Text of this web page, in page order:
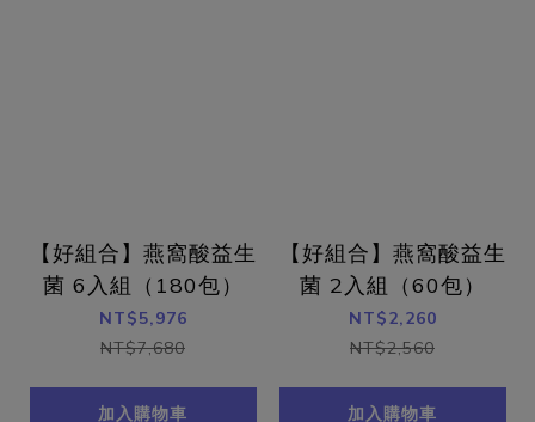
【好組合】燕窩酸益生
菌 6入組（180包）
NT$5,976
NT$7,680
加入購物車
【好組合】燕窩酸益生
菌 2入組（60包）
NT$2,260
NT$2,560
加入購物車